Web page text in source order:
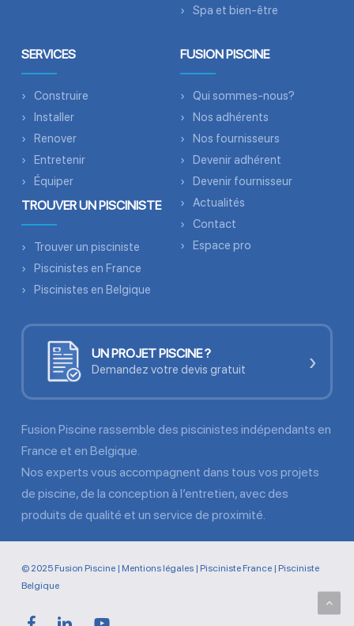
Spa et bien-être
SERVICES
Construire
Installer
Renover
Entretenir
Équiper
TROUVER UN PISCINISTE
Trouver un pisciniste
Piscinistes en France
Piscinistes en Belgique
FUSION PISCINE
Qui sommes-nous?
Nos adhérents
Nos fournisseurs
Devenir adhérent
Devenir fournisseur
Actualités
Contact
Espace pro
UN PROJET PISCINE ?
Demandez votre devis gratuit ›
Fusion Piscine rassemble des piscinistes indépendants en
France et en Belgique.
Nos experts vous accompagnent dans tous vos projets
de piscine, de la conception à l’entretien, avec des
produits de qualité et un service de proximité.
© 2025 Fusion Piscine | Mentions légales| Pisciniste France| Pisciniste
Belgique
facebooklinkedin youtube